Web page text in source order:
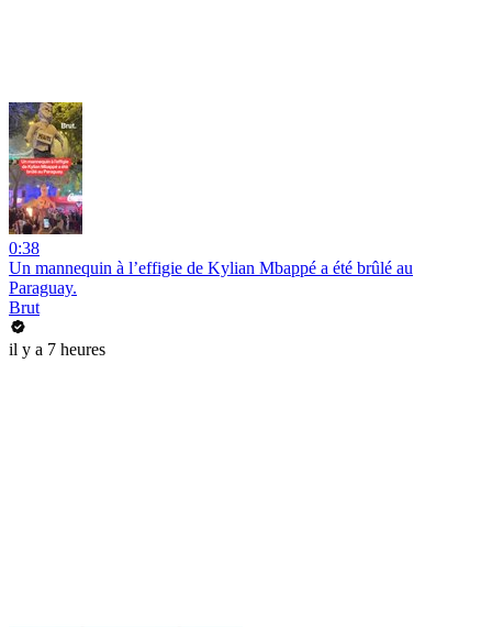
0:38
Un mannequin à l’effigie de Kylian Mbappé a été brûlé au
Paraguay.
Brut
il y a 7 heures